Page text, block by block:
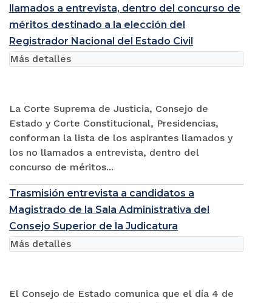
llamados a entrevista, dentro del concurso de
méritos destinado a la elección del
Registrador Nacional del Estado Civil
La Corte Suprema de Justicia, Consejo de
Estado y Corte Constitucional, Presidencias,
conforman la lista de los aspirantes llamados y
los no llamados a entrevista, dentro del
concurso de méritos...
Más detalles
Trasmisión entrevista a candidatos a
Magistrado de la Sala Administrativa del
Consejo Superior de la Judicatura
El Consejo de Estado comunica que el día 4 de
Más detalles